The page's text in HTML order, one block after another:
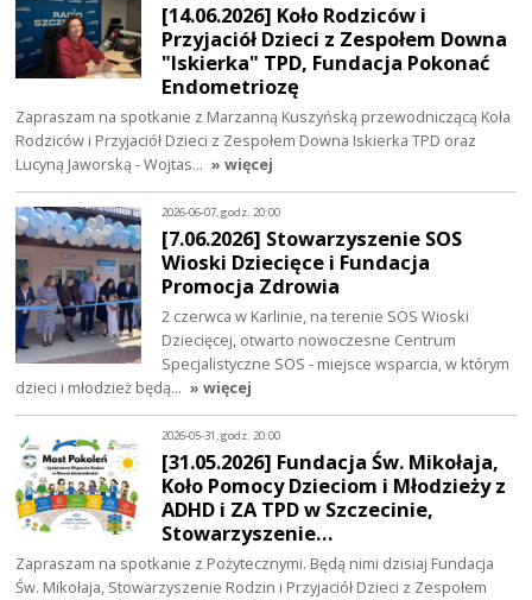
[14.06.2026] Koło Rodziców i
Przyjaciół Dzieci z Zespołem Downa
"Iskierka" TPD, Fundacja Pokonać
Endometriozę
Zapraszam na spotkanie z Marzanną Kuszyńską przewodniczącą Koła
Rodziców i Przyjaciół Dzieci z Zespołem Downa Iskierka TPD oraz
Lucyną Jaworską - Wojtas… » więcej
2026-06-07, godz. 20:00
[7.06.2026] Stowarzyszenie SOS
Wioski Dziecięce i Fundacja
Promocja Zdrowia
2 czerwca w Karlinie, na terenie SOS Wioski
Dziecięcej, otwarto nowoczesne Centrum
Specjalistyczne SOS - miejsce wsparcia, w którym
dzieci i młodzież będą… » więcej
2026-05-31, godz. 20:00
[31.05.2026] Fundacja Św. Mikołaja,
Koło Pomocy Dzieciom i Młodzieży z
ADHD i ZA TPD w Szczecinie,
Stowarzyszenie…
Zapraszam na spotkanie z Pożytecznymi. Będą nimi dzisiaj Fundacja
Św. Mikołaja, Stowarzyszenie Rodzin i Przyjaciół Dzieci z Zespołem